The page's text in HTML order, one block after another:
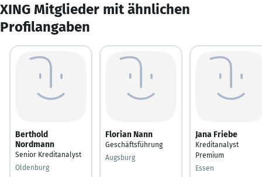
XING Mitglieder mit ähnlichen
Profilangaben
Berthold
Nordmann
Senior Kreditanalyst
Oldenburg
Florian Nann
Geschäftsführung
Augsburg
Jana Friebe
Kreditanalyst
Premium
Essen